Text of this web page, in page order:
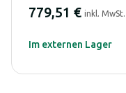
779,51 € inkl. MwSt.
Im externen Lager